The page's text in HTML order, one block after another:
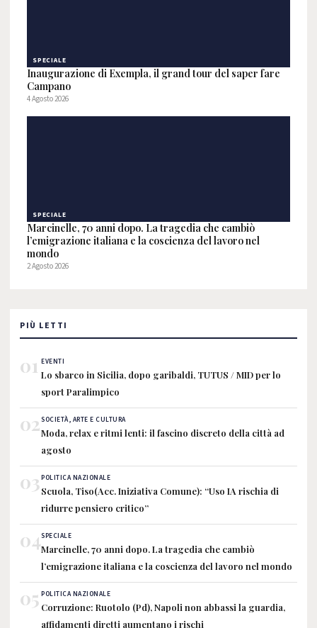
SPECIALE
Inaugurazione di Exempla, il grand tour del saper fare
Campano
4 Agosto 2026
SPECIALE
Marcinelle, 70 anni dopo. La tragedia che cambiò
l’emigrazione italiana e la coscienza del lavoro nel
mondo
2 Agosto 2026
PIÙ LETTI
01 EVENTI
Lo sbarco in Sicilia, dopo garibaldi, TUTUS / MID per lo
sport Paralimpico
02SOCIETÀ, ARTE E CULTURA
Moda, relax e ritmi lenti: il fascino discreto della città ad
agosto
03POLITICA NAZIONALE
Scuola, Tiso(Acc. Iniziativa Comune): “Uso IA rischia di
ridurre pensiero critico”
04SPECIALE
Marcinelle, 70 anni dopo. La tragedia che cambiò
l’emigrazione italiana e la coscienza del lavoro nel mondo
05 POLITICA NAZIONALE
Corruzione: Ruotolo (Pd), Napoli non abbassi la guardia,
affidamenti diretti aumentano i rischi